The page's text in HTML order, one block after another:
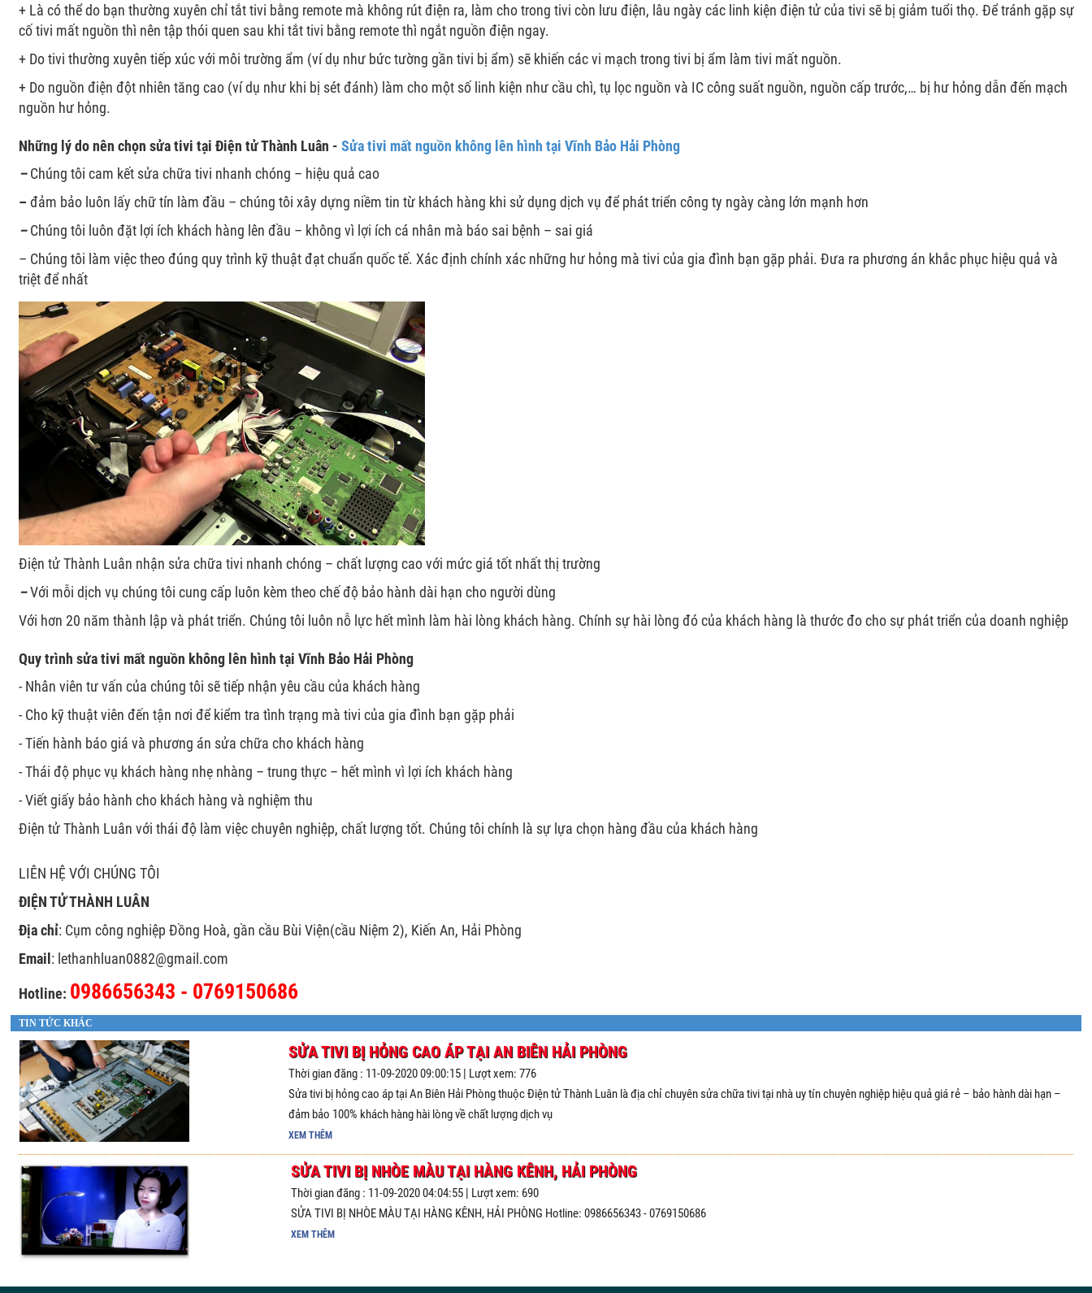
+ Là có thể do bạn thường xuyên chỉ tắt tivi bằng remote mà không rút điện ra, làm cho trong tivi còn lưu điện, lâu ngày các linh kiện điện tử của tivi sẽ bị giảm tuổi thọ. Để tránh gặp sự
cố tivi mất nguồn thì nên tập thói quen sau khi tắt tivi bằng remote thì ngắt nguồn điện ngay.
+ Do tivi thường xuyên tiếp xúc với môi trường ẩm (ví dụ như bức tường gần tivi bị ẩm) sẽ khiến các vi mạch trong tivi bị ẩm làm tivi mất nguồn.
+ Do nguồn điện đột nhiên tăng cao (ví dụ như khi bị sét đánh) làm cho một số linh kiện như cầu chì, tụ lọc nguồn và IC công suất nguồn, nguồn cấp trước,… bị hư hỏng dẫn đến mạch
nguồn hư hỏng.
Những lý do nên chọn sửa tivi tại Điện tử Thành Luân -Sửa tivi mất nguồn không lên hình tại Vĩnh Bảo Hải Phòng
–Chúng tôi cam kết sửa chữa tivi nhanh chóng – hiệu quả cao
–đảm bảo luôn lấy chữ tín làm đầu – chúng tôi xây dựng niềm tin từ khách hàng khi sử dụng dịch vụ để phát triển công ty ngày càng lớn mạnh hơn
–Chúng tôi luôn đặt lợi ích khách hàng lên đầu – không vì lợi ích cá nhân mà báo sai bệnh – sai giá
– Chúng tôi làm việc theo đúng quy trình kỹ thuật đạt chuẩn quốc tế. Xác định chính xác những hư hỏng mà tivi của gia đình bạn gặp phải. Đưa ra phương án khắc phục hiệu quả và
triệt để nhất
Điện tử Thành Luân nhận sửa chữa tivi nhanh chóng – chất lượng cao với mức giá tốt nhất thị trường
–Với mỗi dịch vụ chúng tôi cung cấp luôn kèm theo chế độ bảo hành dài hạn cho người dùng
Với hơn 20 năm thành lập và phát triển. Chúng tôi luôn nỗ lực hết mình làm hài lòng khách hàng. Chính sự hài lòng đó của khách hàng là thước đo cho sự phát triển của doanh nghiệp
Quy trình sửa tivi mất nguồn không lên hình tại Vĩnh Bảo Hải Phòng
- Nhân viên tư vấn của chúng tôi sẽ tiếp nhận yêu cầu của khách hàng
- Cho kỹ thuật viên đến tận nơi để kiểm tra tình trạng mà tivi của gia đình bạn gặp phải
- Tiến hành báo giá và phương án sửa chữa cho khách hàng
- Thái độ phục vụ khách hàng nhẹ nhàng – trung thực – hết mình vì lợi ích khách hàng
- Viết giấy bảo hành cho khách hàng và nghiệm thu
Điện tử Thành Luân với thái độ làm việc chuyên nghiệp, chất lượng tốt. Chúng tôi chính là sự lựa chọn hàng đầu của khách hàng
LIÊN HỆ VỚI CHÚNG TÔI
ĐIỆN TỬ THÀNH LUÂN
Địa chỉ: Cụm công nghiệp Đồng Hoà, gần cầu Bùi Viện(cầu Niệm 2), Kiến An, Hải Phòng
Email: lethanhluan0882@gmail.com
Hotline: 0986656343 - 0769150686
TIN TỨC KHÁC
SỬA TIVI BỊ HỎNG CAO ÁP TẠI AN BIÊN HẢI PHÒNG
Thời gian đăng : 11-09-2020 09:00:15 | Lượt xem: 776
Sửa tivi bị hỏng cao áp tại An Biên Hải Phòng thuộc Điện tử Thành Luân là địa chỉ chuyên sửa chữa tivi tại nhà uy tín chuyên nghiệp hiệu quả giá rẻ – bảo hành dài hạn –
đảm bảo 100% khách hàng hài lòng về chất lượng dịch vụ
XEM THÊM
SỬA TIVI BỊ NHÒE MÀU TẠI HÀNG KÊNH, HẢI PHÒNG
Thời gian đăng : 11-09-2020 04:04:55 | Lượt xem: 690
SỬA TIVI BỊ NHÒE MÀU TẠI HÀNG KÊNH, HẢI PHÒNG Hotline: 0986656343 - 0769150686
XEM THÊM